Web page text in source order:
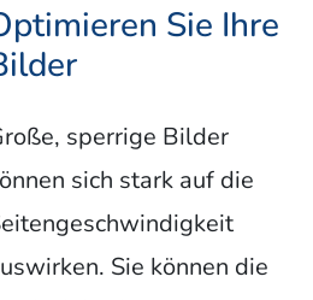
Sie Ihre
sperrige Bilder
sich stark auf die
Sie können die